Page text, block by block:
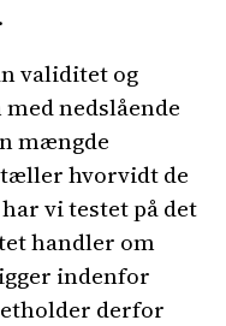
validitet og
nedslående
mængde
hvorvidt de
vi testet på det
handler om
indenfor
derfor